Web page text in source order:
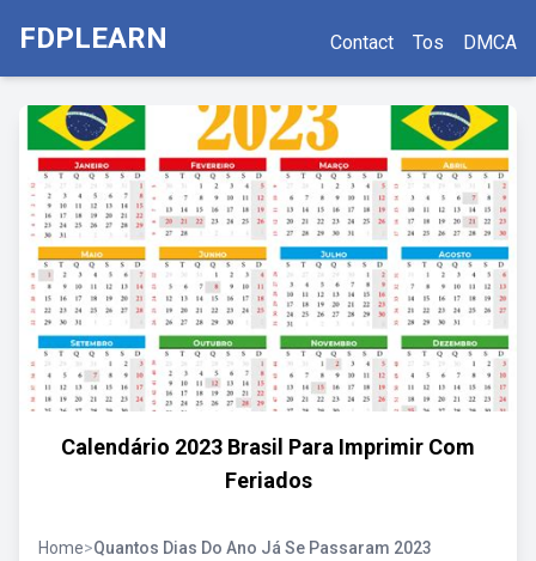
FDPLEARN Contact Tos DMCA
Calendário 2023 Brasil Para Imprimir Com
Feriados
Home>Quantos Dias Do Ano Já Se Passaram 2023